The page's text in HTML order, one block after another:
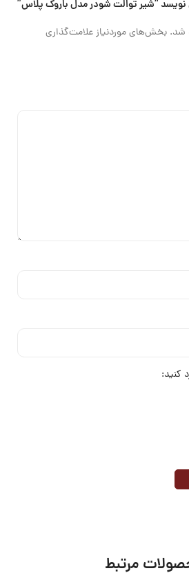
“شیر توالت شودر مدل باروک پلاس”
شد. بخش‌های موردنیاز علامت‌گذاری
کنید:
مرتبط